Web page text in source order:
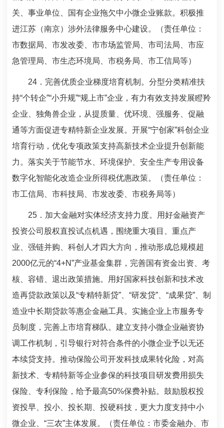
关、事业单位、国有企业拖欠中小微企业账款。积极推
进江苏（南京）涉外法律服务中心建设。（责任单位：
市数据局、市发改委、市市场监管局、市司法局、市应
急管理局、市生态环境局、市税务局、市工信局等）
24 ．完善优质企业梯度培育机制。分型分类精准扶
持“个转企”“小升规”“规上市”企业，有力有效支持发展瞪羚
企业、独角兽企业，从提质量、优环境、强服务、促融
通等方面促进专精特新企业发展。开展“宁创家”科创企业
培育行动，优化专项政策支持高新技术企业提升创新能
力。落实关于节能节水、环境保护、安全生产专用设备
数字化智能化改造企业所得税优惠政策。（责任单位：
市工信局、市科技局、市发改委、市税务局等）
25 ．加大金融对实体经济支持力度。用好金融资产
投资公司股权直投试点机遇，围绕重大项目、重点产
业、强链并购、科创人才四大方向，推动形成总规模超
2000亿元的“4+N”产业基金集群，完善国有资金出资、考
核、容错、退出政策措施。用好国家科技创新和技术改
造再贷款政策以及“专精特新贷”、“研发贷”、“成果贷”、制
造业中长期贷款等惠企金融工具。实施企业上市服务专
员制度，完善上市培育梯队。建立支持小微企业融资协
调工作机制，引导银行对符合条件的小微企业予以无还
本续贷支持。推动保险公司开发科技成果转化险，对高
新技术、专精特新等企业参保的科技项目研发费用损失
保险、专利保险，给予最高50%保费补贴。鼓励股权投
资投早、投小、投长期、投硬科技，更大力度支持中小
微企业、“三农”主体发展。（责任单位：市委金融办、市